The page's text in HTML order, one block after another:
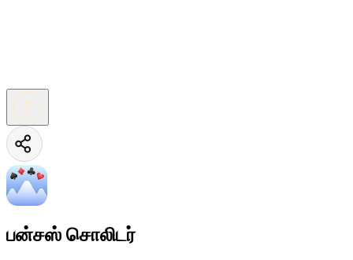
பன்சஸ் சொலிடர்